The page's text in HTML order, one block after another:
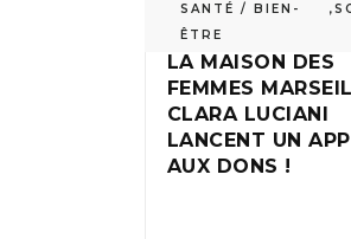
SANTÉ / BIEN-
ÊTRE
,
LA MAISON DES
FEMMES
CLARA LUCIANI
LANCENT UN
AUX DONS !